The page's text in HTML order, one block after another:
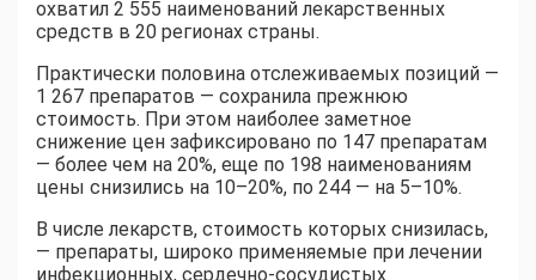
охватил 2 555 наименований лекарственных
средств в 20 регионах страны.
Практически половина отслеживаемых позиций —
1 267 препаратов — сохранила прежнюю
стоимость. При этом наиболее заметное
снижение цен зафиксировано по 147 препаратам
— более чем на 20%, еще по 198 наименованиям
цены снизились на 10–20%, по 244 — на 5–10%.
В числе лекарств, стоимость которых снизилась,
— препараты, широко применяемые при лечении
инфекционных, сердечно-сосудистых